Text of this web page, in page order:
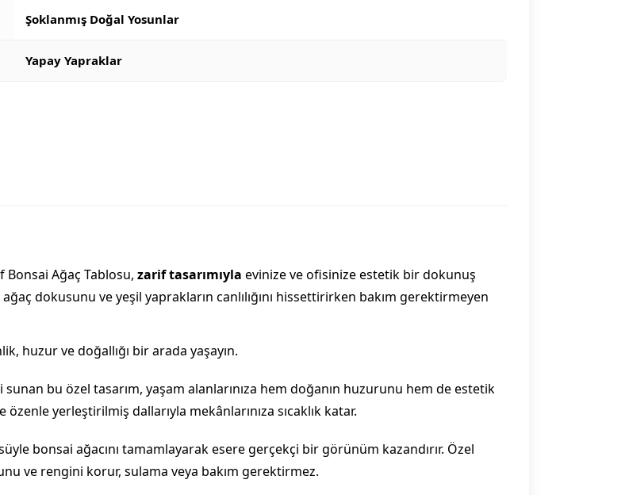
Şoklanmış Doğal Yosunlar
Yapay Yapraklar
Bonsai Ağaç Tablosu, zarif tasarımıyla evinize ve ofisinize estetik bir dokunuş
dokusunu ve yeşil yaprakların canlılığını hissettirirken bakım gerektirmeyen
huzur ve doğallığı bir arada yaşayın.
bu özel tasarım, yaşam alanlarınıza hem doğanın huzurunu hem de estetik
özenle yerleştirilmiş dallarıyla mekânlarınıza sıcaklık katar.
bonsai ağacını tamamlayarak esere gerçekçi bir görünüm kazandırır. Özel
ve rengini korur, sulama veya bakım gerektirmez.